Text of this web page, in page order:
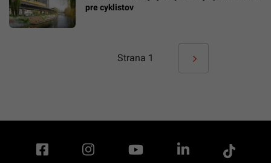
pre cyklistov
Strana 1